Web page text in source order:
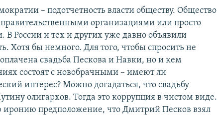
– подотчетность власти обществу. Общество
организациями или просто
России и тех и других уже давно объявили
Хотя бы немного. Для того, чтобы спросить не
свадьба Пескова и Навки, но и кем
состоят с новобрачными – имеют ли
интерес? Можно догадаться, что свадьбу
олигархов. Тогда это коррупция в чистом виде.
иронию предположение, что Дмитрий Песков взял